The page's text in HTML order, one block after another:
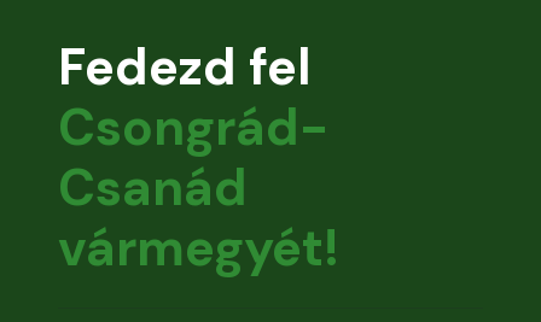
Fedezd fel
Csongrád-
Csanád
vármegyét!